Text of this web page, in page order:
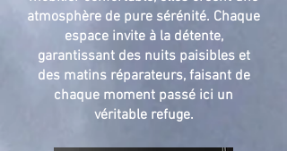
atmosphère de pure sérénité. Chaque
espace invite à la détente,
garantissant des nuits paisibles et
des matins réparateurs, faisant de
chaque moment passé ici un
véritable refuge.